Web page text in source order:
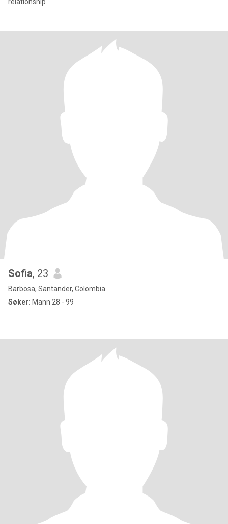
Sofia, 23
Barbosa, Santander, Colombia
Søker: Mann 28 - 99